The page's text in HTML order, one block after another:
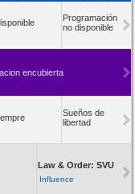
Programación
no disponible
encubierta
Sueños de
libertad
Law & Order: SVU
Influence